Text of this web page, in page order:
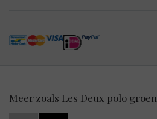
Meer zoals Les Deux polo groen